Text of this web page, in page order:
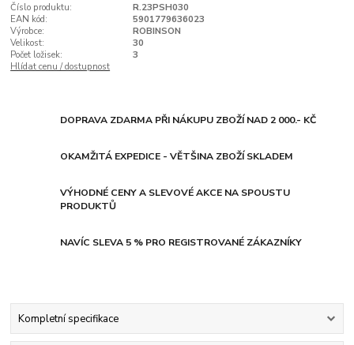
Číslo produktu:
R.23PSH030
EAN kód:
5901779636023
Výrobce:
ROBINSON
Velikost:
30
Počet ložisek:
3
Hlídat cenu / dostupnost
DOPRAVA ZDARMA PŘI NÁKUPU ZBOŽÍ NAD 2 000.- KČ
OKAMŽITÁ EXPEDICE - VĚTŠINA ZBOŽÍ SKLADEM
VÝHODNÉ CENY A SLEVOVÉ AKCE NA SPOUSTU
PRODUKTŮ
NAVÍC SLEVA 5 % PRO REGISTROVANÉ ZÁKAZNÍKY
Kompletní specifikace